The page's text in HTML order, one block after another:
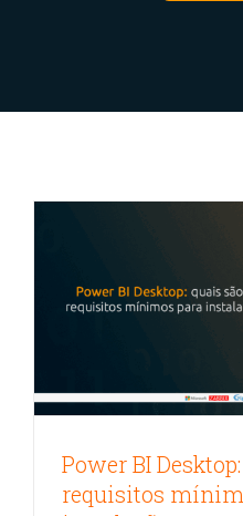
Power BI
requisitos